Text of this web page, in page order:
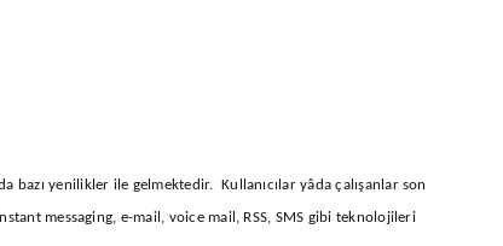
yenilikler ile gelmektedir. Kullanıcılar yâda çalışanlar son
messaging, e-mail, voice mail, RSS, SMS gibi teknolojileri